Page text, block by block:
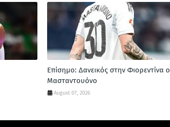
Επίσημο: Δανεικός στην Φιορεντίνα ο
Μασταντουόνο
August 07, 2026